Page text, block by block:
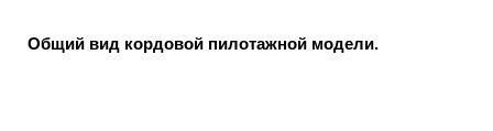
Общий вид кордовой пилотажной модели.